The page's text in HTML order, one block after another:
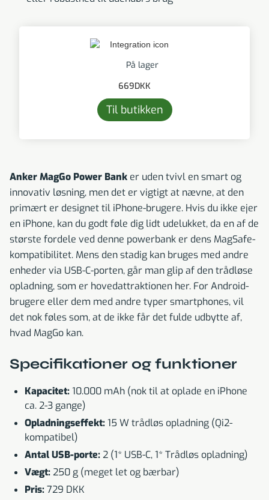
På lager
669DKK
Til butikken
Anker MagGo Power Bank er uden tvivl en smart og
innovativ løsning, men det er vigtigt at nævne, at den
primært er designet til iPhone-brugere. Hvis du ikke ejer
en iPhone, kan du godt føle dig lidt udelukket, da en af de
største fordele ved denne powerbank er dens MagSafe-
kompatibilitet. Mens den stadig kan bruges med andre
enheder via USB-C-porten, går man glip af den trådløse
opladning, som er hovedattraktionen her. For Android-
brugere eller dem med andre typer smartphones, vil
det nok føles som, at de ikke får det fulde udbytte af,
hvad MagGo kan.
Specifikationer og funktioner
Kapacitet:10.000 mAh (nok til at oplade en iPhone
ca. 2-3 gange)
Opladningseffekt:15 W trådløs opladning (Qi2-
kompatibel)
Antal USB-porte:2 (1* USB-C, 1* Trådløs opladning)
Vægt:250 g (meget let og bærbar)
Pris:729 DKK